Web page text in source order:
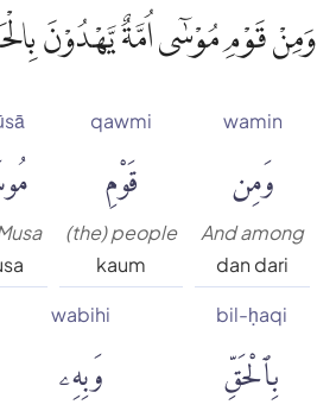
وَمِنْ قَوْمِ مُوْسٰٓى اُمَّةٌ يَّهْدُوْنَ
wamin
وَمِن
And among
dan dari
qawmi
قَوْمِ
(the) people
kaum
bil-ḥaqi
بِٱلْحَقِّ
wabihi
وَبِهِۦ